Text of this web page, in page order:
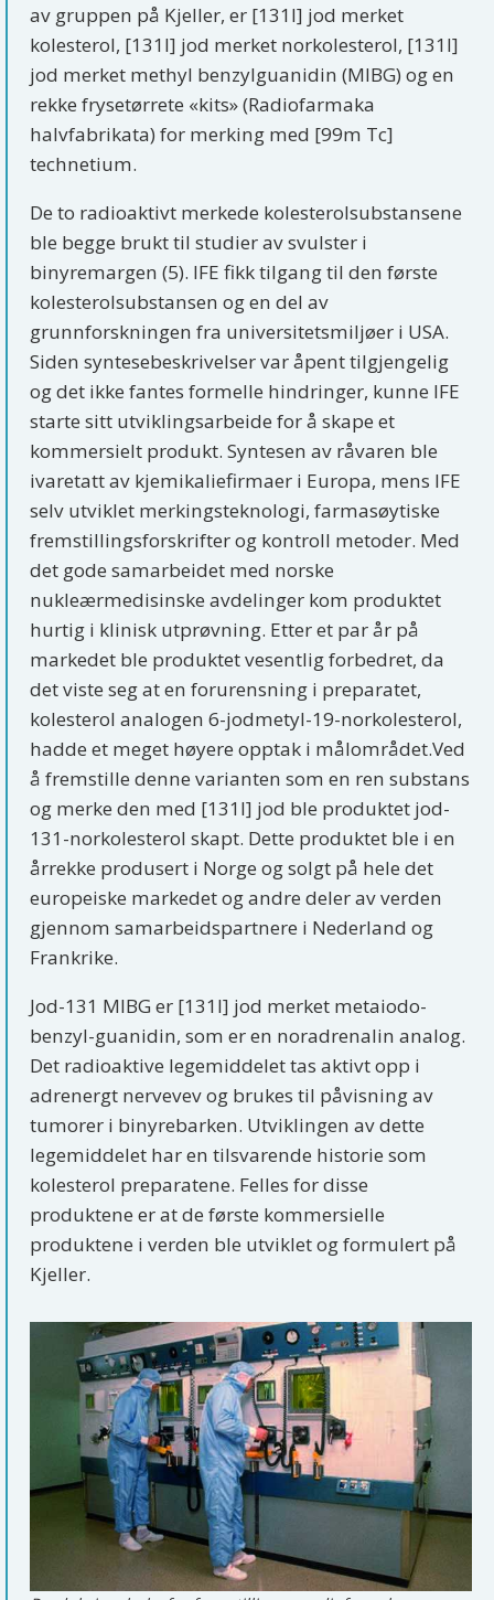
av gruppen på Kjeller, er [131I] jod merket
kolesterol, [131I] jod merket norkolesterol, [131I]
jod merket methyl benzylguanidin (MIBG) og en
rekke frysetørrete «kits» (Radiofarmaka
halvfabrikata) for merking med [99m Tc]
technetium.
De to radioaktivt merkede kolesterolsubstansene
ble begge brukt til studier av svulster i
binyremargen (5). IFE fikk tilgang til den første
kolesterolsubstansen og en del av
grunnforskningen fra universitetsmiljøer i USA.
Siden syntesebeskrivelser var åpent tilgjengelig
og det ikke fantes formelle hindringer, kunne IFE
starte sitt utviklingsarbeide for å skape et
kommersielt produkt. Syntesen av råvaren ble
ivaretatt av kjemikaliefirmaer i Europa, mens IFE
selv utviklet merkingsteknologi, farmasøytiske
fremstillingsforskrifter og kontroll metoder. Med
det gode samarbeidet med norske
nukleærmedisinske avdelinger kom produktet
hurtig i klinisk utprøvning. Etter et par år på
markedet ble produktet vesentlig forbedret, da
det viste seg at en forurensning i preparatet,
kolesterol analogen 6-jodmetyl-19-norkolesterol,
hadde et meget høyere opptak i målområdet.Ved
å fremstille denne varianten som en ren substans
og merke den med [131I] jod ble produktet jod-
131-norkolesterol skapt. Dette produktet ble i en
årrekke produsert i Norge og solgt på hele det
europeiske markedet og andre deler av verden
gjennom samarbeidspartnere i Nederland og
Frankrike.
Jod-131 MIBG er [131I] jod merket metaiodo-
benzyl-guanidin, som er en noradrenalin analog.
Det radioaktive legemiddelet tas aktivt opp i
adrenergt nervevev og brukes til påvisning av
tumorer i binyrebarken. Utviklingen av dette
legemiddelet har en tilsvarende historie som
kolesterol preparatene. Felles for disse
produktene er at de første kommersielle
produktene i verden ble utviklet og formulert på
Kjeller.